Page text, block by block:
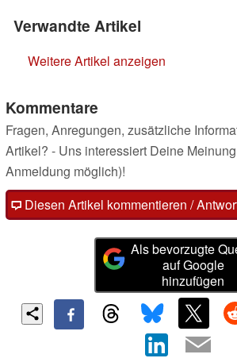
Verwandte Artikel
Weitere Artikel anzeigen
Kommentare
Fragen, Anregungen, zusätzliche
Artikel? - Uns interessiert Deine
Anmeldung möglich)!
Diesen Artikel kommentieren /
Als bevorzugte
auf Google
hinzufügen